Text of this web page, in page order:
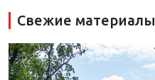
Свежие материалы